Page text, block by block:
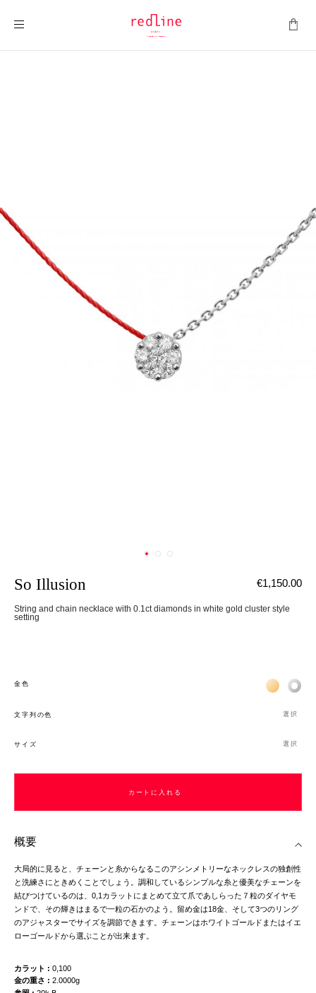
So Illusion
String and chain necklace with 0.1ct diamonds in white gold cluster style
setting
€1,150.00
金色 Жёлтое
文字列の色 選択
サイズ 選択
カートに入れる
概要
大局的に見ると、チェーンと糸からなるこのアシンメトリーなネックレスの独創性
と洗練さにときめくことでしょう。調和しているシンプルな糸と優美なチェーンを
結びつけているのは、0,1カラットにまとめて立て爪であしらった７粒のダイヤモ
ンドで、その輝きはまるで一粒の石かのよう。留め金は18金、そして3つのリング
のアジャスターでサイズを調節できます。チェーンはホワイトゴールドまたはイエ
ローゴールドから選ぶことが出来ます。
カラット
0,100
金の重さ
2.0000g